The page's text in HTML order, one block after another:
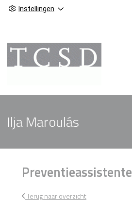
Instellingen
Ilja Maroulás
Preventieassistente
Terug naar overzicht